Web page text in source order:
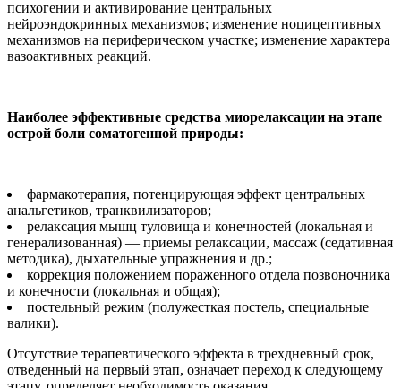
психогении и активирование центральных
нейроэндокринных механизмов; изменение ноцицептивных
механизмов на периферическом участке; изменение характера
вазоактивных реакций.
Наиболее эффективные средства миорелаксации на этапе
острой боли соматогенной природы:
фармакотерапия, потенцирующая эффект центральных
анальгетиков, транквилизаторов;
релаксация мышц туловища и конечностей (локальная и
генерализованная) — приемы релаксации, массаж (седативная
методика), дыхательные упражнения и др.;
коррекция положением пораженного отдела позвоночника
и конечности (локальная и общая);
постельный режим (полужесткая постель, специальные
валики).
Отсутствие терапевтического эффекта в трехдневный срок,
отведенный на первый этап, означает переход к следующему